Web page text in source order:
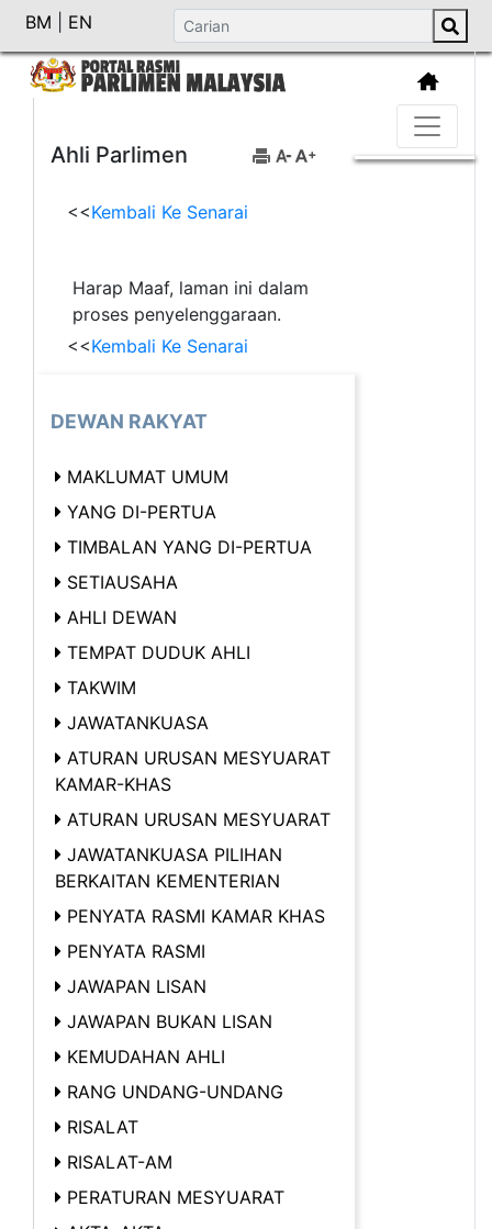
BM EN
Ahli Parlimen
<<Kembali Ke Senarai
Harap Maaf, laman ini dalam
proses penyelenggaraan.
<<Kembali Ke Senarai
DEWAN RAKYAT
MAKLUMAT UMUM
YANG DI-PERTUA
TIMBALAN YANG DI-PERTUA
SETIAUSAHA
AHLI DEWAN
TEMPAT DUDUK AHLI
TAKWIM
JAWATANKUASA
ATURAN URUSAN MESYUARAT
KAMAR-KHAS
ATURAN URUSAN MESYUARAT
JAWATANKUASA PILIHAN
BERKAITAN KEMENTERIAN
PENYATA RASMI KAMAR KHAS
PENYATA RASMI
JAWAPAN LISAN
JAWAPAN BUKAN LISAN
KEMUDAHAN AHLI
RANG UNDANG-UNDANG
RISALAT
RISALAT-AM
PERATURAN MESYUARAT